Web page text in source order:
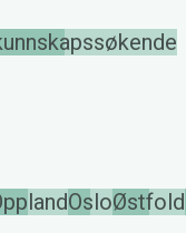
OsloØstfold